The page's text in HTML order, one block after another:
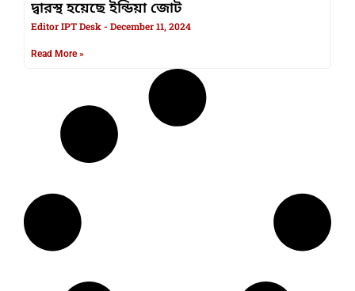
দ্বারস্থ হয়েছে ইন্ডিয়া জোট
Editor IPT Desk December 11, 2024
Read More »